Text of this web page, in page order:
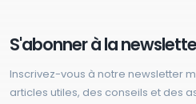
S'abonner à la
Inscrivez-vous à notre newsletter
articles utiles, des conseils et des